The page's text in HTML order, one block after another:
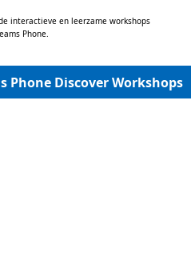
interactieve en leerzame workshops
Phone.
Phone Discover Workshops